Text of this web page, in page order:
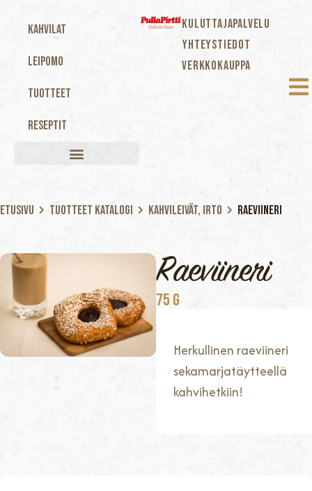
Kahvilat
Leipomo
Tuotteet
Reseptit
KULUTTAJAPALVELU
YHTEYSTIEDOT
VERKKOKAUPPA
Etusivu Tuotteet katalogi Kahvileivät, Irto Raeviineri
Raeviineri
75 G
Herkullinen raeviineri
sekamarjatäytteellä
kahvihetkiin!